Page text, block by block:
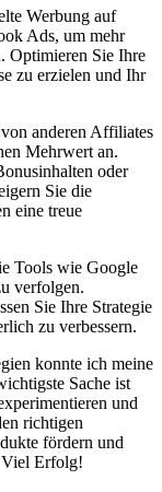
Werbung auf
Ads, um mehr
Optimieren Sie Ihre
zu erzielen und Ihr
anderen Affiliates
Mehrwert an.
oder
Sie die
eine treue
Tools wie Google
verfolgen.
Sie Ihre Strategie
zu verbessern.
konnte ich meine
Sache ist
und
richtigen
fördern und
Viel Erfolg!